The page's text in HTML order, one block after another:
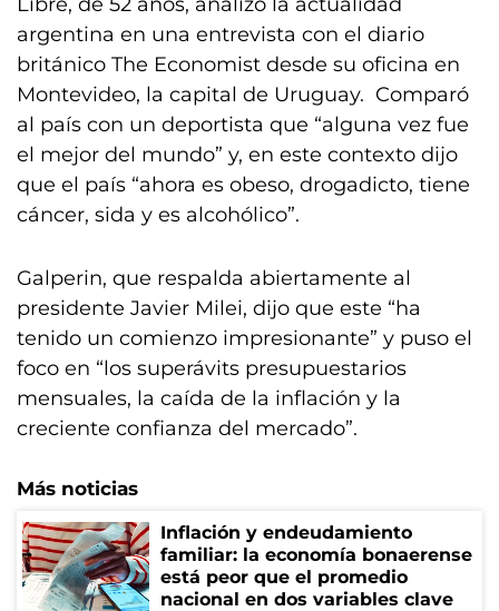
argentina en una entrevista con el diario
británico The Economist desde su oficina en
Montevideo, la capital de Uruguay. Comparó
al país con un deportista que “alguna vez fue
el mejor del mundo” y, en este contexto dijo
que el país “ahora es obeso, drogadicto, tiene
cáncer, sida y es alcohólico”.
Galperin, que respalda abiertamente al
presidente Javier Milei, dijo que este “ha
tenido un comienzo impresionante” y puso el
foco en “los superávits presupuestarios
mensuales, la caída de la inflación y la
creciente confianza del mercado”.
Más noticias
Inflación y endeudamiento
familiar: la economía bonaerense
está peor que el promedio
nacional en dos variables clave